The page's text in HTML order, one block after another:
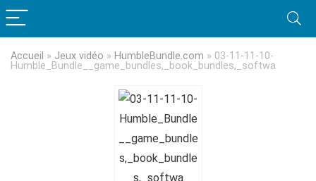
Accueil » Jeux vidéo » HumbleBundle.com » 03-11-11-10-
Humble_Bundle__game_bundles,_book_bundles,_softwa